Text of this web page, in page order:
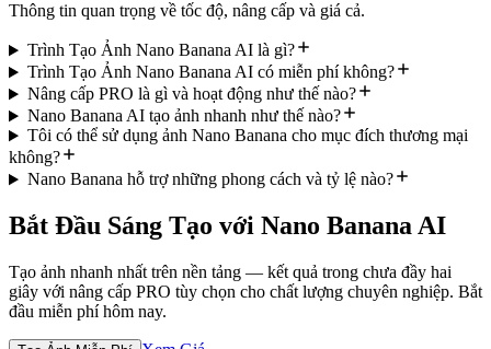
Thông tin quan trọng về tốc độ, nâng cấp và giá cả.
Trình Tạo Ảnh Nano Banana AI là gì?
Trình Tạo Ảnh Nano Banana AI có miễn phí không?
Nâng cấp PRO là gì và hoạt động như thế nào?
Nano Banana AI tạo ảnh nhanh như thế nào?
Tôi có thể sử dụng ảnh Nano Banana cho mục đích thương mại
không?
Nano Banana hỗ trợ những phong cách và tỷ lệ nào?
Bắt Đầu Sáng Tạo với Nano Banana AI
Tạo ảnh nhanh nhất trên nền tảng — kết quả trong chưa đầy hai
giây với nâng cấp PRO tùy chọn cho chất lượng chuyên nghiệp. Bắt
đầu miễn phí hôm nay.